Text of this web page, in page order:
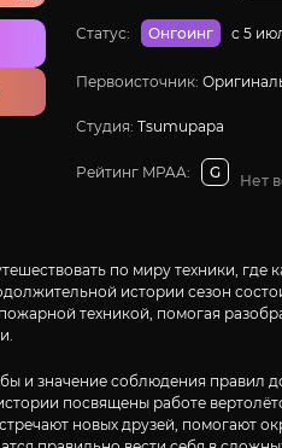
Статус: Онгоинг с 5
Первоисточник:
Студия: Tsumupapa
Рейтинг MPAA: G Нет
по миру техники,
истории сезон
техникой, помогая
и значение соблюдения правил
посвящены работе
новых друзей, помогают